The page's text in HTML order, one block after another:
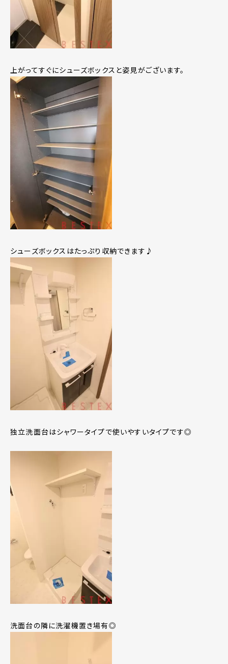
上がってすぐにシューズボックスと姿見がございます。
シューズボックスはたっぷり収納できます♪
独立洗面台はシャワータイプで使いやすいタイプです◎
洗面台の隣に洗濯機置き場有◎